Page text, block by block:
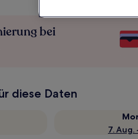
bei
diese Daten
7. Aug.